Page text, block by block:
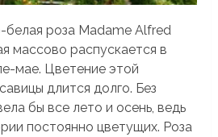
роза Madame Alfred
массово распускается в
мае. Цветение этой
длится долго. Без
бы все лето и осень, ведь
постоянно цветущих. Роза